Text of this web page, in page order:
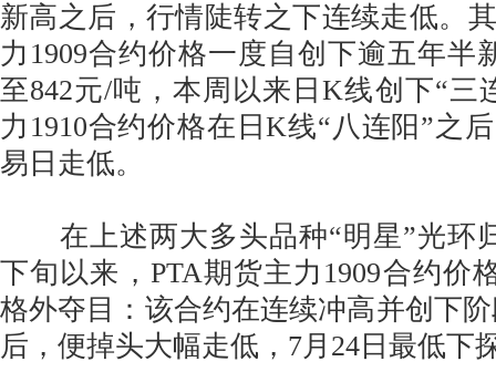
新高之后，行情陡转之下连续走低。
力1909合约价格一度自创下逾五年半
至842元/吨，本周以来日K线创下“三
力1910合约价格在日K线“八连阳”之
易日走低。
在上述两大多头品种“明星”光环
下旬以来，PTA期货主力1909合约价
格外夺目：该合约在连续冲高并创下
后，便掉头大幅走低，7月24日最低下